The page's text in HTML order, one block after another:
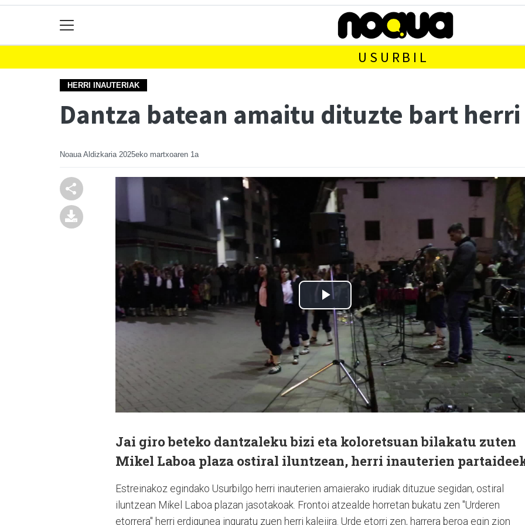
USURBIL
HERRI INAUTERIAK
Dantza batean amaitu dituzte bart
Noaua Aldizkaria 2025eko martxoaren 1a
Jai giro beteko dantzaleku bizi eta koloretsuan bilakatu zuten
Mikel Laboa plaza ostiral iluntzean, herri inauterien
Estreinakoz egindako Usurbilgo herri inauterien amaierako irudiak dituzue segidan, ostiral
iluntzean Mikel Laboa plazan jasotakoak. Frontoi atzealde horretan bukatu zen "Urderen
etorrera" herri erdigunea inguratu zuen herri kalejira. Urde etorri zen, harrera beroa egin zion